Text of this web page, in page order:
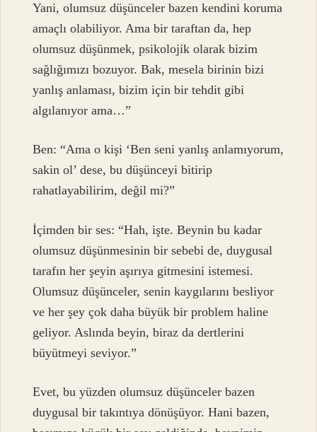
Yani, olumsuz düşünceler bazen kendini koruma
amaçlı olabiliyor. Ama bir taraftan da, hep
olumsuz düşünmek, psikolojik olarak bizim
sağlığımızı bozuyor. Bak, mesela birinin bizi
yanlış anlaması, bizim için bir tehdit gibi
algılanıyor ama…”
Ben: “Ama o kişi ‘Ben seni yanlış anlamıyorum,
sakin ol’ dese, bu düşünceyi bitirip
rahatlayabilirim, değil mi?”
İçimden bir ses: “Hah, işte. Beynin bu kadar
olumsuz düşünmesinin bir sebebi de, duygusal
tarafın her şeyin aşırıya gitmesini istemesi.
Olumsuz düşünceler, senin kaygılarını besliyor
ve her şey çok daha büyük bir problem haline
geliyor. Aslında beyin, biraz da dertlerini
büyütmeyi seviyor.”
Evet, bu yüzden olumsuz düşünceler bazen
duygusal bir takıntıya dönüşüyor. Hani bazen,